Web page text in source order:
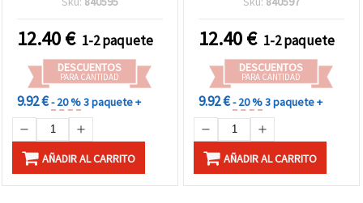
manualidades y
scrapbooking
12.40€ 1-2 paquete
DESCUENTOS
PARA CANTIDAD
9.92 €- 20 %3 paquete +
AÑADIR AL CARRITO
tarjetería y manualidades
creativas DIY
12.40€ 1-2 paquete
DESCUENTOS
PARA CANTIDAD
9.92 €- 20 %3 paquete +
AÑADIR AL CARRITO